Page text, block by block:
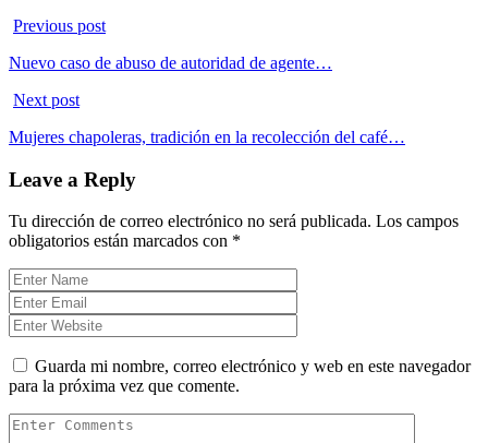
Previous post
Nuevo caso de abuso de autoridad de agente…
Next post
Mujeres chapoleras, tradición en la recolección del café…
Leave a Reply
Tu dirección de correo electrónico no será publicada. Los campos
obligatorios están marcados con *
Guarda mi nombre, correo electrónico y web en este navegador
para la próxima vez que comente.